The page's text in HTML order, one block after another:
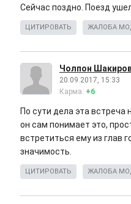
Сейчас поздно. Поезд
ЦИТИРОВАТЬ ЖАЛОБА
Чолпон
20.09.2017, 15:33
Карма: +6
По сути дела эта встреча
он сам понимает это,
встретиться ему из глав
значимость.
ЦИТИРОВАТЬ ЖАЛОБА